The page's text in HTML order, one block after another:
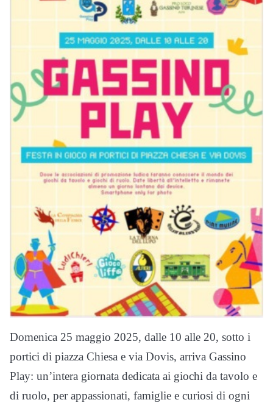
Domenica 25 maggio 2025, dalle 10 alle 20, sotto i
portici di piazza Chiesa e via Dovis, arriva Gassino
Play: un’intera giornata dedicata ai giochi da tavolo e
di ruolo, per appassionati, famiglie e curiosi di ogni